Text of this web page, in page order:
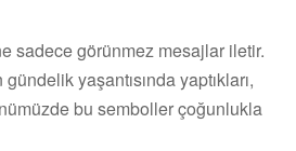
sadece görünmez mesajlar iletir.
yaşantısında yaptıkları,
bu semboller çoğunlukla